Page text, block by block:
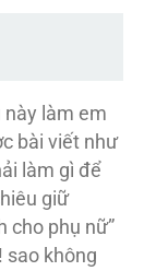
này làm em
bài viết như
làm gì để
giữ
cho phụ nữ”
sao không